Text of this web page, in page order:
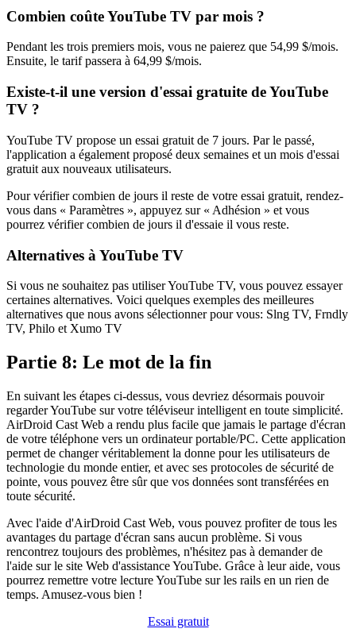
Combien coûte YouTube TV par mois ?
Pendant les trois premiers mois, vous ne paierez que 54,99 $/mois.
Ensuite, le tarif passera à 64,99 $/mois.
Existe-t-il une version d'essai gratuite de YouTube
TV ?
YouTube TV propose un essai gratuit de 7 jours. Par le passé,
l'application a également proposé deux semaines et un mois d'essai
gratuit aux nouveaux utilisateurs.
Pour vérifier combien de jours il reste de votre essai gratuit, rendez-
vous dans « Paramètres », appuyez sur « Adhésion » et vous
pourrez vérifier combien de jours il d'essaie il vous reste.
Alternatives à YouTube TV
Si vous ne souhaitez pas utiliser YouTube TV, vous pouvez essayer
certaines alternatives. Voici quelques exemples des meilleures
alternatives que nous avons sélectionner pour vous: Slng TV, Frndly
TV, Philo et Xumo TV
Partie 8: Le mot de la fin
En suivant les étapes ci-dessus, vous devriez désormais pouvoir
regarder YouTube sur votre téléviseur intelligent en toute simplicité.
AirDroid Cast Web a rendu plus facile que jamais le partage d'écran
de votre téléphone vers un ordinateur portable/PC. Cette application
permet de changer véritablement la donne pour les utilisateurs de
technologie du monde entier, et avec ses protocoles de sécurité de
pointe, vous pouvez être sûr que vos données sont transférées en
toute sécurité.
Avec l'aide d'AirDroid Cast Web, vous pouvez profiter de tous les
avantages du partage d'écran sans aucun problème. Si vous
rencontrez toujours des problèmes, n'hésitez pas à demander de
l'aide sur le site Web d'assistance YouTube. Grâce à leur aide, vous
pourrez remettre votre lecture YouTube sur les rails en un rien de
temps. Amusez-vous bien !
Essai gratuit